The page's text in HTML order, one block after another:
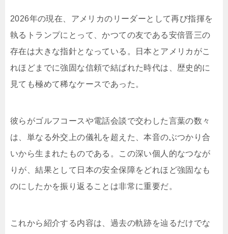
2026年の現在、アメリカのリーダーとして再び指揮を
執るトランプにとって、かつての友である安倍晋三の
存在は大きな指針となっている。日本とアメリカがこ
れほどまでに強固な信頼で結ばれた時代は、歴史的に
見ても極めて稀なケースであった。
彼らがゴルフコースや電話会談で交わした言葉の数々
は、単なる外交上の儀礼を超えた、本音のぶつかり合
いから生まれたものである。この深い個人的なつなが
りが、結果として日本の安全保障をどれほど強固なも
のにしたかを振り返ることは非常に重要だ。
これから紹介する内容は、過去の軌跡を辿るだけでな